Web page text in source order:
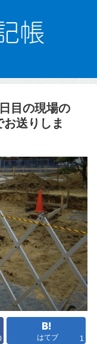
目の現場の
送りしま
はてブ 1